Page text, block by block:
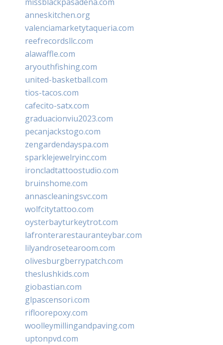
anneskitchen.org
valenciamarketytaqueria.com
reefrecordsllc.com
alawaffle.com
aryouthfishing.com
united-basketball.com
tios-tacos.com
cafecito-satx.com
graduacionviu2023.com
pecanjackstogo.com
zengardendayspa.com
sparklejewelryinc.com
ironcladtattoostudio.com
bruinshome.com
annascleaningsvc.com
wolfcitytattoo.com
oysterbayturkeytrot.com
lafronterarestauranteybar.com
lilyandrosetearoom.com
olivesburgberrypatch.com
theslushkids.com
giobastian.com
glpascensori.com
rifloorepoxy.com
woolleymillingandpaving.com
uptonpvd.com